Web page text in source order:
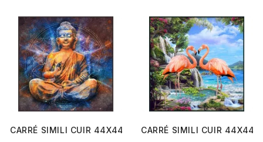
CARRÉ SIMILI CUIR 44X44 CM BOUDDHACARRÉ SIMILI CUIR 44X44